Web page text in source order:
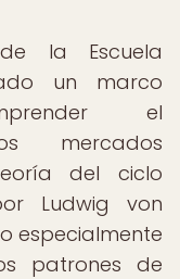
la Escuela
un marco
el
mercados
del ciclo
Ludwig von
especialmente
patrones de